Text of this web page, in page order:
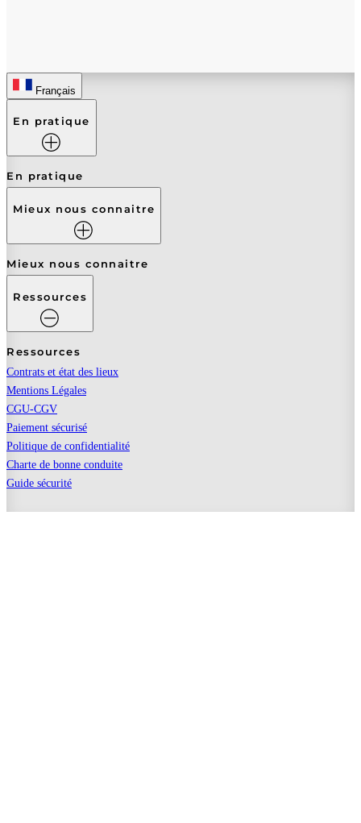
Français
En pratique
En pratique
Mieux nous connaitre
Mieux nous connaitre
Ressources
Ressources
Contrats et état des lieux
Mentions Légales
CGU-CGV
Paiement sécurisé
Politique de confidentialité
Charte de bonne conduite
Guide sécurité